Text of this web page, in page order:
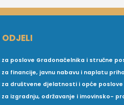
za poslove Gradonačelnika i stručne
za financije, javnu nabavu i naplatu
za društvene djelatnosti i opće poslove
za izgradnju, održavanje i imovinsko-